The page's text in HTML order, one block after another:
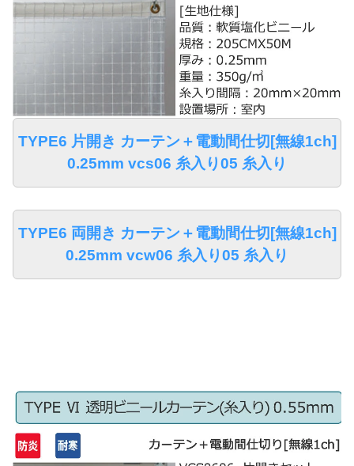
TYPE6 片開き カーテン＋電動間仕切[無線1ch]
0.25mm vcs06 糸入り05 糸入り
TYPE6 両開き カーテン＋電動間仕切[無線1ch]
0.25mm vcw06 糸入り05 糸入り